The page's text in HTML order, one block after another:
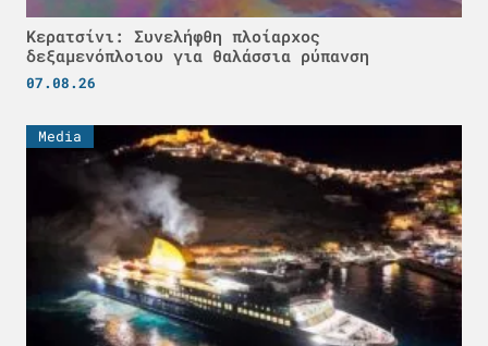
Κερατσίνι: Συνελήφθη πλοίαρχος
δεξαμενόπλοιου για θαλάσσια ρύπανση
07.08.26
Media